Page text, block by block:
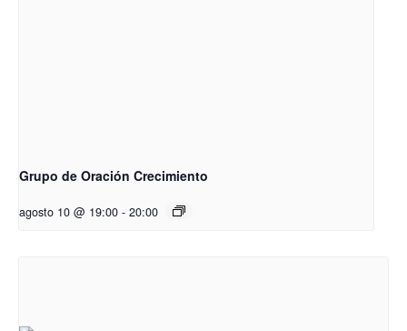
Grupo de Oración Crecimiento
agosto 10 @ 19:00 - 20:00